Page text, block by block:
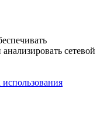
сетевой